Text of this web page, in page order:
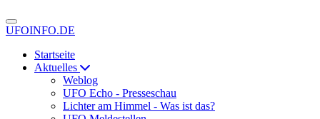
UFOINFO.DE
Startseite
Aktuelles
Weblog
UFO Echo - Presseschau
Lichter am Himmel - Was ist das?